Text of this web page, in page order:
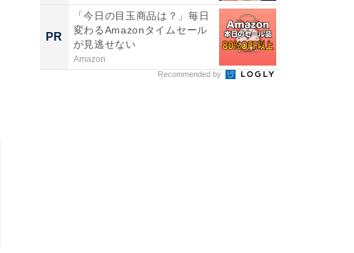
PR
「今日の目玉商品は？」毎日
変わるAmazonタイムセール
が見逃せない
Amazon
Recommended by